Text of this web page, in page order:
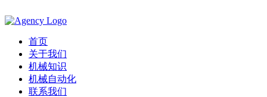
首页
关于我们
机械知识
机械自动化
联系我们